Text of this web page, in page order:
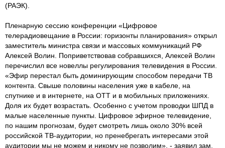
(РАЭК).
Пленарную сессию конференции «Цифровое
телерадиовещание в России: горизонты планирования» открыл
заместитель министра связи и массовых коммуникаций РФ
Алексей Волин. Поприветствовав собравшихся, Алексей Волин
перечислил все новеллы регулирования телевидения в России.
«Эфир перестал быть доминирующим способом передачи ТВ
контента. Свыше половины населения уже в кабеле, на
спутнике и в интернете, на ОТТ и в мобильных приложениях.
Доля их будет возрастать. Особенно с учетом проводки ШПД в
малые населенные пункты. Цифровое эфирное телевидение,
по нашим прогнозам, будет смотреть лишь около 30% всей
российской ТВ-аудитории, но пренебрегать интересами этой
аудитории мы не можем и никому не позволим», - заявил зам.